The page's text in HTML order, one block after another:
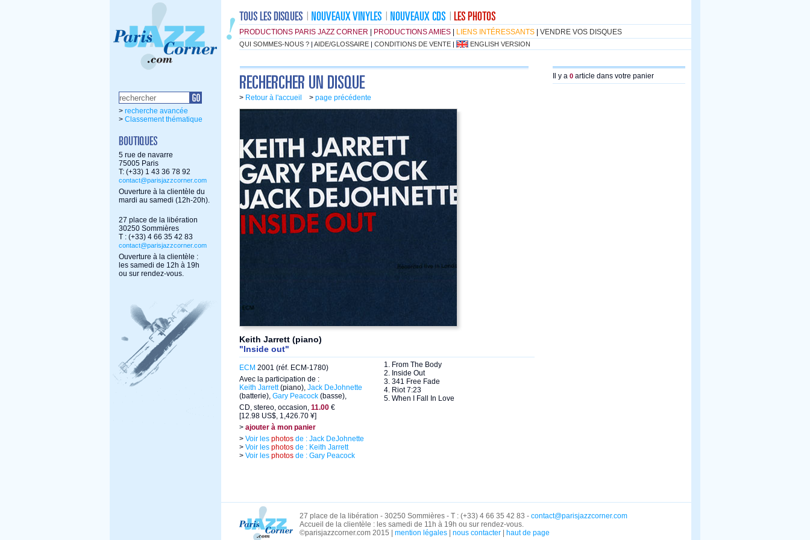
PRODUCTIONS PARIS JAZZ CORNER PRODUCTIONS AMIES LIENS INTÉRESSANTS VENDRE VOS DISQUES
QUI SOMMES-NOUS ? | AIDE/GLOSSAIRE | CONDITIONS DE VENTE | ENGLISH VERSION
> recherche avancée
> Classement thématique
5 rue de navarre
75005 Paris
T: (+33) 1 43 36 78 92
contact@parisjazzcorner.com
Ouverture à la clientèle du
mardi au samedi (12h-20h).
27 place de la libération
30250 Sommières
T : (+33) 4 66 35 42 83
contact@parisjazzcorner.com
Ouverture à la clientèle :
les samedi de 12h à 19h
ou sur rendez-vous.
> Retour à l'accueil > page précédente
Keith Jarrett (piano)
"Inside out"
ECM 2001 (réf. ECM-1780)
Avec la participation de :
Keith Jarrett(piano), Jack DeJohnette
(batterie), Gary Peacock (basse),
CD, stereo, occasion, 11.00 €
[12.98 US$, 1,426.70 ¥]
> ajouter à mon panier
> Voir les photos de : Jack DeJohnette
> Voir les photos de : Keith Jarrett
> Voir les photos de : Gary Peacock
1. From The Body
2. Inside Out
3. 341 Free Fade
4. Riot 7:23
5. When I Fall In Love
Il y a 0 article dans votre panier
27 place de la libération - 30250 Sommières - T : (+33) 4 66 35 42 83 - contact@parisjazzcorner.com
Accueil de la clientèle : les samedi de 11h à 19h ou sur rendez-vous.
©parisjazzcorner.com 2015 | mention légales nous contacter haut de page